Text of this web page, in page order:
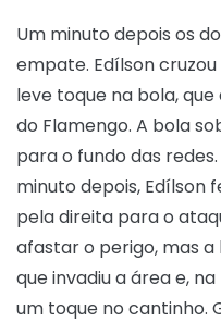
Um minuto depois os
empate. Edílson
leve toque na bola,
do Flamengo. A bola
para o fundo das
minuto depois, Edílson
pela direita para o
afastar o perigo, mas
que invadiu a área e,
um toque no cantinho.